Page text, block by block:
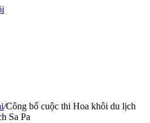
/Công bố cuộc thi Hoa khôi du lịch
Sa Pa